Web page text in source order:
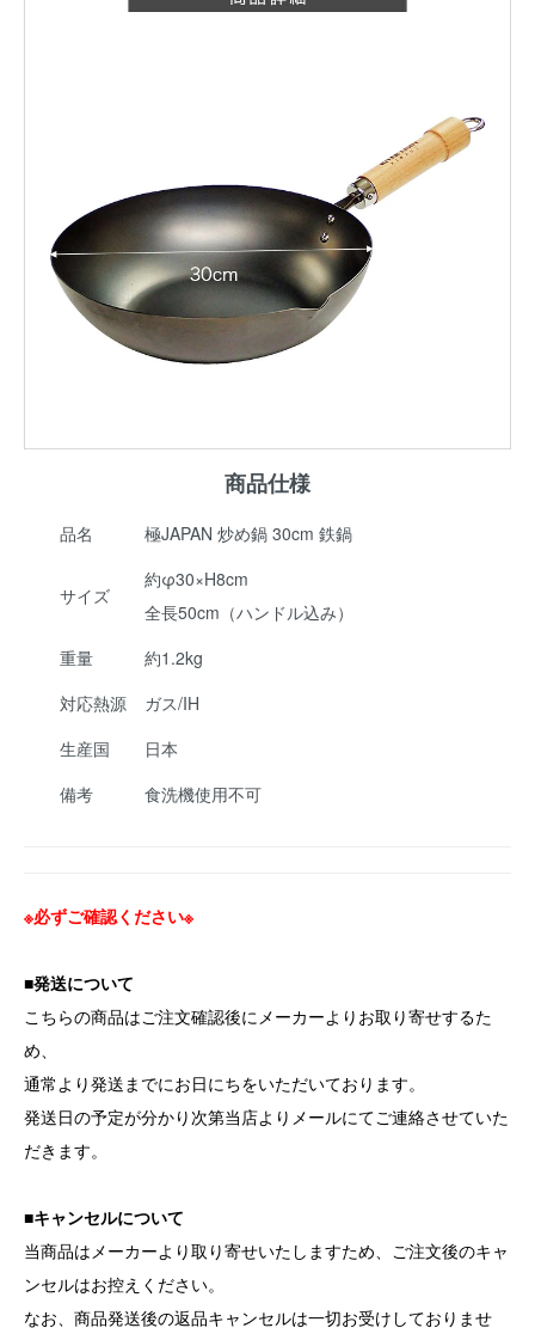
商品仕様
品名 極JAPAN 炒め鍋 30cm 鉄鍋
サイズ
約φ30×H8cm
全長50cm（ハンドル込み）
重量
約1.2kg
対応熱源
ガス/IH
生産国
日本
備考
食洗機使用不可
※必ずご確認ください※
■発送について
こちらの商品はご注文確認後にメーカーよりお取り寄せするた
め、
通常より発送までにお日にちをいただいております。
発送日の予定が分かり次第当店よりメールにてご連絡させていた
だきます。
■キャンセルについて
当商品はメーカーより取り寄せいたしますため、ご注文後のキャ
ンセルはお控えください。
なお、商品発送後の返品キャンセルは一切お受けしておりませ